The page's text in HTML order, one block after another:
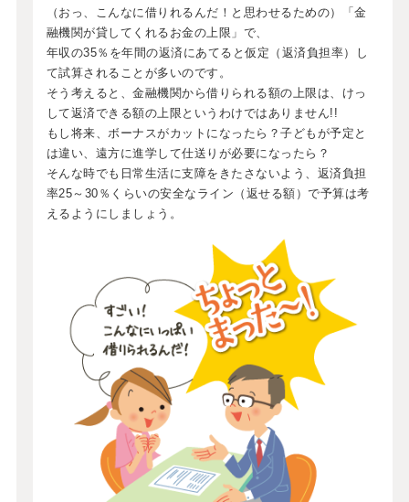
（おっ、こんなに借りれるんだ！と思わせるための）「金
融機関が貸してくれるお金の上限」で、
年収の35％を年間の返済にあてると仮定（返済負担率）し
て試算されることが多いのです。
そう考えると、金融機関から借りられる額の上限は、けっ
して返済できる額の上限というわけではありません!!
もし将来、ボーナスがカットになったら？子どもが予定と
は違い、遠方に進学して仕送りが必要になったら？
そんな時でも日常生活に支障をきたさないよう、返済負担
率25～30％くらいの安全なライン（返せる額）で予算は考
えるようにしましょう。